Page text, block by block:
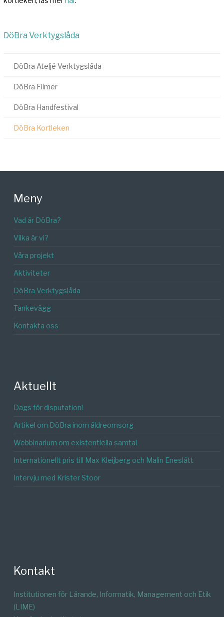
DöBra Verktygslåda
DöBra Ateljé Verktygslåda
DöBra Filmer
DöBra Handfestival
DöBra Kortleken
Meny
Vad är DöBra?
Vilka är vi?
Våra projekt
Aktiviteter
DöBra Verktygslåda
Tankevägg
Kontakta oss
Aktuellt
Dags för disputation!
Artikel om DöBra inom äldreomsorg
Webbinarium om existentiella samtal
Internationellt pris till Max Kleijberg och Malin Eneslätt
Intervju med Krister Stoor
Kontakt
Institutionen för Lärande, Informatik, Management och Etik
(LIME)